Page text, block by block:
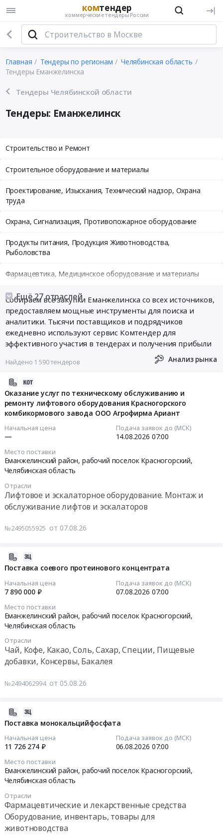
комтендер
коммерческие тендеры России
Главная Тендеры по регионам
Челябинская область
Тендеры Еманжелинска
Тендеры Челябинской области
Тендеры: Еманжелинск
Ещё 27 отраслей
Строительство и Ремонт
Строительное оборудование и материалы
Проектирование, Изыскания, Технический надзор, Охрана
труда
Охрана, Сигнализация, Противопожарное оборудование
Продукты питания, Продукция Животноводства,
Рыболовства
Фармацевтика, Медицинское оборудование и материалы
Медицинские и Оздоровительные услуги
Мебель, Компьютеры и Периферия, Канцтовары, Бытовая
техника
Связь, Информационные технологии
Грузовые и пассажирские перевозки, Транспортные услуги
Полиграфия
Реклама, Дизайн, Маркетинг, Теле и радиовещание
Топливо, Уголь, Продукция нефтепереработки
Автомобили, Спецтехника, Авиа- ЖД-техника, Суда
Финансы, Страхование, Оценка, Юридические услуги
Одежда, Средства защиты, Текстиль, Хозтовары, Тара
Нефтяная и Газовая отрасль
Промышленное оборудование и изделия
Обучение, Научная деятельность
Аренда и продажа Недвижимости и имущества
Услуги в области Спорта, Отдыха, Культуры
Товары для Спорта, Отдыха, Развлечений, Предметы
Металлургическое производство
Химическая продукция
Лесообработка, Изделия из дерева
Сельское хозяйство
Отходы и лом
Услуги ЖКХ
Собираем все закупки Еманжелинска со всех источников,
предоставляем мощные инструменты для поиска и
аналитики. Тысячи поставщиков и подрядчиков
ежедневно используют сервис Комтендер для
эффективного участия в тендерах и получения прибыли
Найдено 1 590 тендеров Анализ рынка
Оказание услуг по техническому обслуживанию и
ремонту лифтового оборудования Красногорского
комбикормового завода ООО Агрофирма Ариант
Начальная цена
—
Подача заявок до (МСК)
14.08.2026 07:00
Место поставки
Еманжелинский район, рабочий поселок Красногорский,
Челябинская область
Отрасли
Лифтовое и эскалаторное оборудование. Монтаж и
обслуживание лифтов и эскалаторов
№2495055925 от 07.08.26
Поставка соевого протеинового концентрата
Начальная цена
7 890 000 ₽
Подача заявок до (МСК)
07.08.2026 07:00
Место поставки
Еманжелинский район, рабочий поселок Красногорский,
Челябинская область
Отрасли
Чай, Кофе, Какао, Соль, Сахар, Специи, Пищевые
добавки, Консервы, Бакалея
№2494062994 от 05.08.26
Поставка монокальцийфосфата
Начальная цена
11 726 274 ₽
Подача заявок до (МСК)
06.08.2026 07:00
Место поставки
Еманжелинский район, рабочий поселок Красногорский,
Челябинская область
Отрасли
Фармацевтические и лекарственные средства
Оборудование, инвентарь, товары для
животноводства